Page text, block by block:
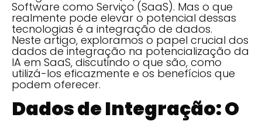
Software como Serviço (SaaS). Mas o que
realmente pode elevar o potencial dessas
tecnologias é a integração de dados.
Neste artigo, exploramos o papel crucial dos
dados de integração na potencialização da
IA em SaaS, discutindo o que são, como
utilizá-los eficazmente e os benefícios que
podem oferecer.
Dados de Integração: O